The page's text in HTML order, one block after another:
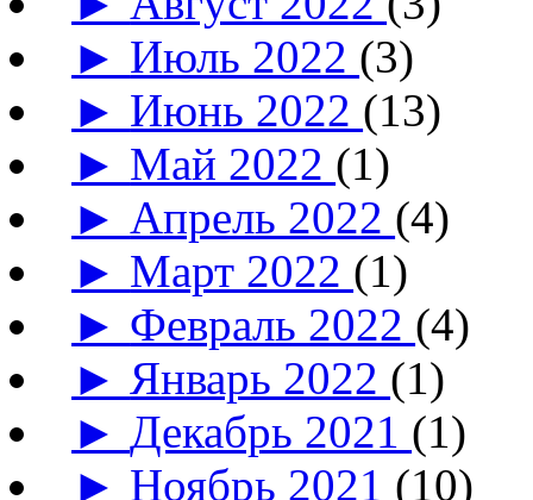
► Июль 2022 (3)
► Июнь 2022 (13)
► Май 2022 (1)
► Апрель 2022 (4)
► Март 2022 (1)
► Февраль 2022 (4)
► Январь 2022 (1)
►Декабрь 2021 (1)
► Ноябрь 2021 (10)